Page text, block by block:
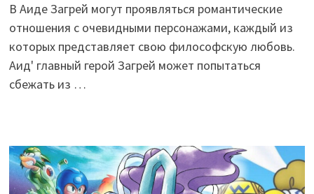
В Аиде Загрей могут проявляться романтические
отношения с очевидными персонажами, каждый из
которых представляет свою философскую любовь.
Аид' главный герой Загрей может попытаться
сбежать из …